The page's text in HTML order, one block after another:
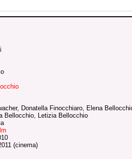
Donatella Finocchiaro, Elena
Bellocchio, Letizia Bellocchio
(cinema)